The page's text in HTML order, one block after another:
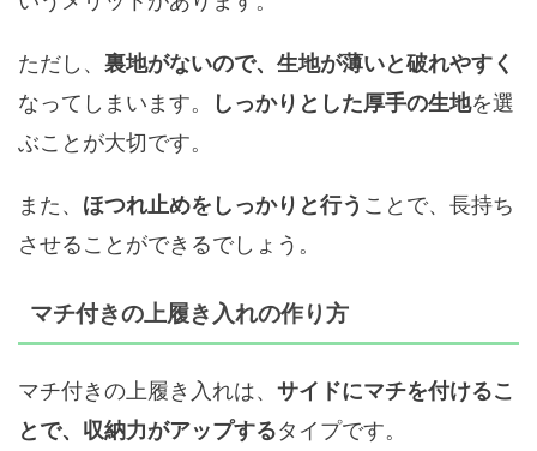
ただし、 裏地がないので、生地が薄いと破れやすく
なってしまいます。
しっかりとした厚手の生地を選
ぶことが大切です。
また、 ほつれ止めをしっかりと行う ことで、長持ち
させることができるでしょう。
マチ付きの上履き入れの作り方
マチ付きの上履き入れは、 サイドにマチを付けるこ
とで、収納力がアップするタイプです。